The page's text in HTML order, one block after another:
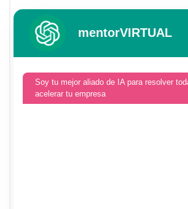
mentorVIRTUAL
Soy tu mejor aliado de IA para resolver
acelerar tu empresa